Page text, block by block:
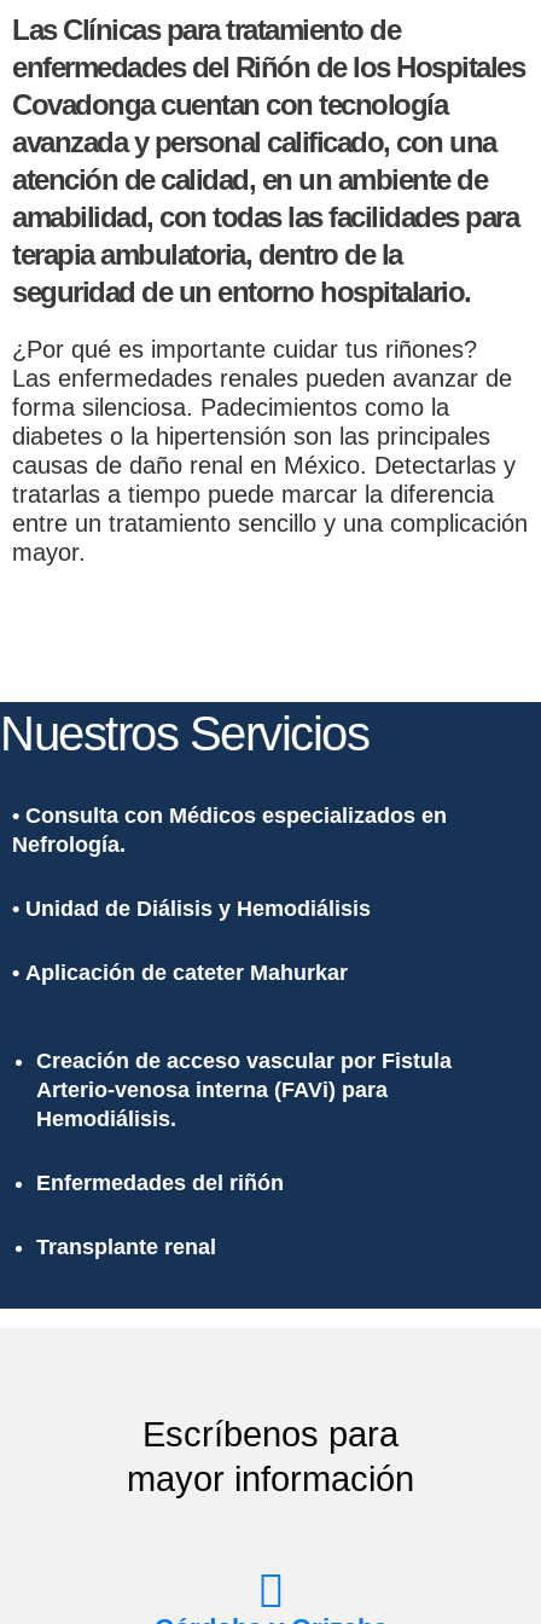
Las Clínicas para tratamiento de
enfermedades del Riñón de los Hospitales
Covadonga cuentan con tecnología
avanzada y personal calificado, con una
atención de calidad, en un ambiente de
amabilidad, con todas las facilidades para
terapia ambulatoria, dentro de la
seguridad de un entorno hospitalario.
¿Por qué es importante cuidar tus riñones?
Las enfermedades renales pueden avanzar de
forma silenciosa. Padecimientos como la
diabetes o la hipertensión son las principales
causas de daño renal en México. Detectarlas y
tratarlas a tiempo puede marcar la diferencia
entre un tratamiento sencillo y una complicación
mayor.
Nuestros Servicios
• Consulta con Médicos especializados en
Nefrología.
• Unidad de Diálisis y Hemodiálisis
• Aplicación de cateter Mahurkar
Creación de acceso vascular por Fistula
Arterio-venosa interna (FAVi) para
Hemodiálisis.
Enfermedades del riñón
Transplante renal
Escríbenos para
mayor información